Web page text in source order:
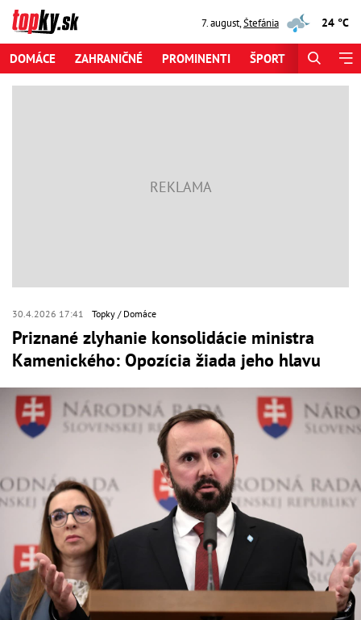
7. august,Štefánia 24 °C
DOMÁCE ZAHRANIČNÉ PROMINENTI ŠPORT
30.4.2026 17:41 Topky Domáce
Priznané zlyhanie konsolidácie ministra
Kamenického: Opozícia žiada jeho hlavu